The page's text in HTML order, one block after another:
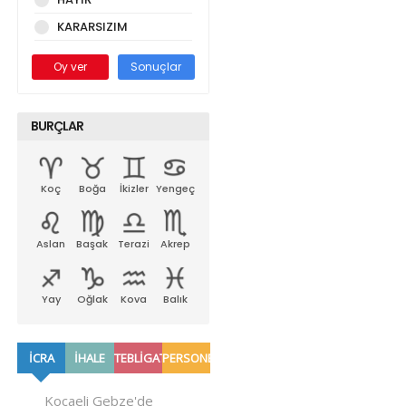
KARARSIZIM
Oy ver Sonuçlar
BURÇLAR
Koç Boğa İkizler Yengeç
Aslan Başak Terazi Akrep
Yay Oğlak Kova Balık